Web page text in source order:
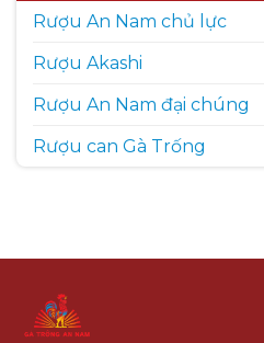
Rượu An Nam chủ lực
Rượu Akashi
Rượu An Nam đại chúng
Rượu can Gà Trống